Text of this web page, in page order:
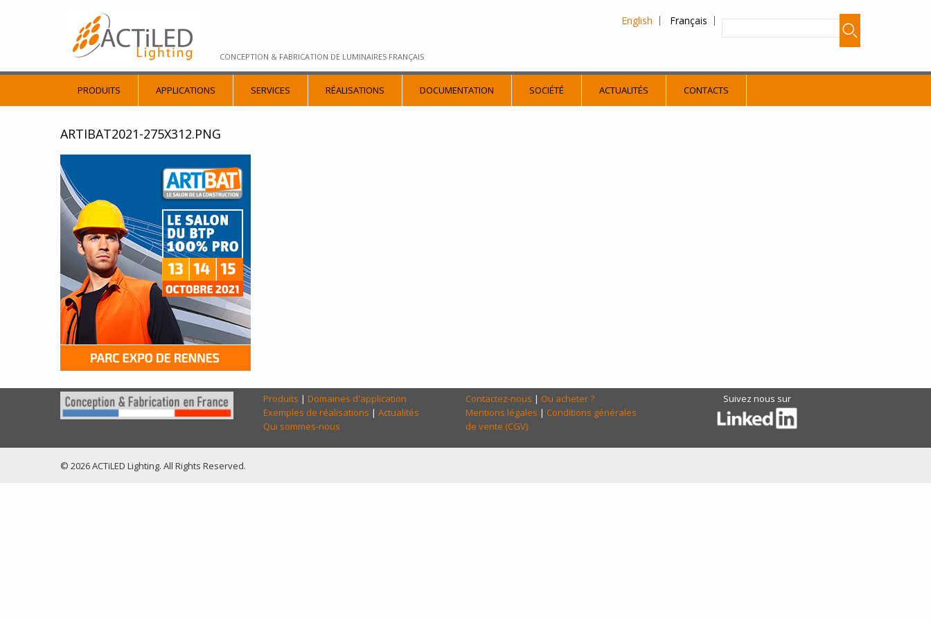
CONCEPTION & FABRICATION DE LUMINAIRES FRANÇAIS
English Français
PRODUITS APPLICATIONS SERVICES RÉALISATIONS DOCUMENTATION SOCIÉTÉ ACTUALITÉS CONTACTS
ARTIBAT2021-275X312.PNG
Produits | Domaines d'application
Exemples de réalisations | Actualités
Qui sommes-nous
Contactez-nous | Ou acheter ?
Mentions légales | Conditions générales
de vente (CGV)
Suivez nous sur
© 2026 ACTiLED Lighting. All Rights Reserved.